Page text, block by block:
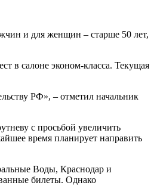
и для женщин – старше 50 лет,
в салоне эконом-класса. Текущая
РФ», – отметил начальник
с просьбой увеличить
время планирует направить
Воды, Краснодар и
билеты. Однако